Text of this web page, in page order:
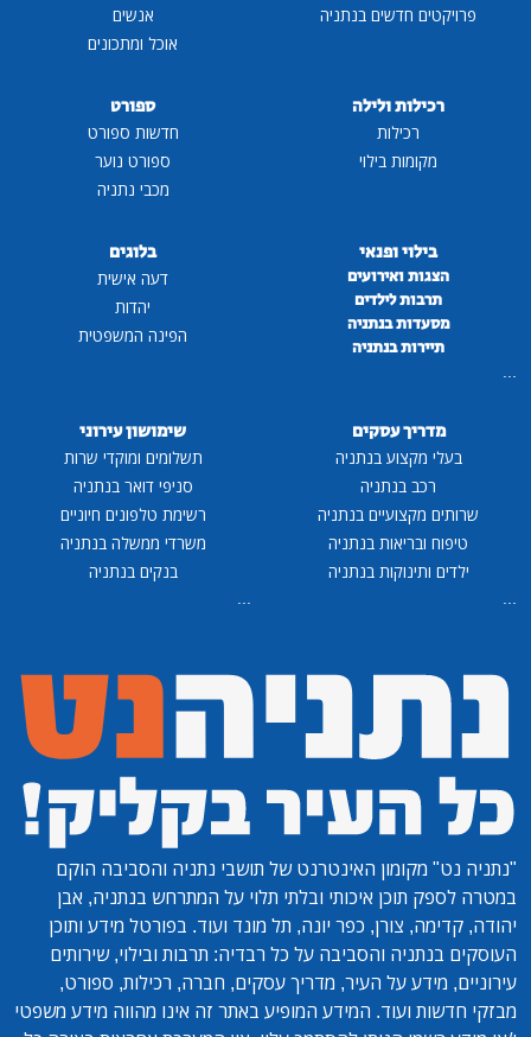
פרויקטים חדשים בנתניה
אנשים
אוכל ומתכונים
רכילות ולילה
רכילות
מקומות בילוי
ספורט
חדשות ספורט
ספורט נוער
מכבי נתניה
בילוי ופנאי
הצגות ואירועים
תרבות לילדים
מסעדות בנתניה
תיירות בנתניה
...
בלוגים
דעה אישית
יהדות
הפינה המשפטית
מדריך עסקים
בעלי מקצוע בנתניה
רכב בנתניה
שרותים מקצועיים בנתניה
טיפוח ובריאות בנתניה
ילדים ותינוקות בנתניה
...
שימושון עירוני
תשלומים ומוקדי שרות
סניפי דואר בנתניה
רשימת טלפונים חיוניים
משרדי ממשלה בנתניה
בנקים בנתניה
...
"נתניה נט" מקומון האינטרנט של תושבי נתניה והסביבה הוקם
במטרה לספק תוכן איכותי ובלתי תלוי על המתרחש בנתניה, אבן
יהודה, קדימה, צורן, כפר יונה, תל מונד ועוד. בפורטל מידע ותוכן
העוסקים בנתניה והסביבה על כל רבדיה: תרבות ובילוי, שירותים
עירוניים, מידע על העיר, מדריך עסקים, חברה, רכילות, ספורט,
מבזקי חדשות ועוד. המידע המופיע באתר זה אינו מהווה מידע משפטי